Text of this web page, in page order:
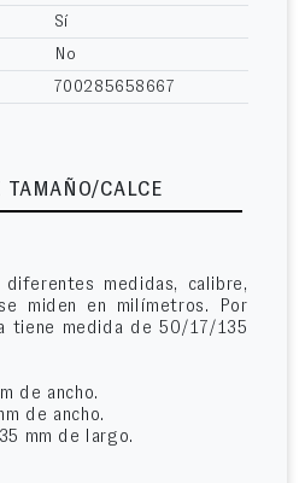
Sí
No
700285658667
TAMAÑO/CALCE
diferentes medidas, calibre,
miden en milímetros. Por
tiene medida de 50/17/135
de ancho.
de ancho.
mm de largo.